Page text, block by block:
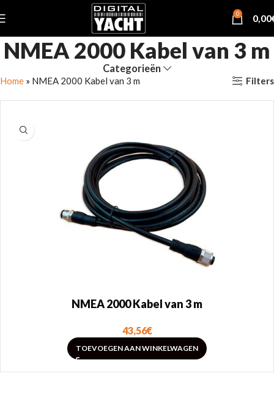
0 0,00
NMEA 2000 Kabel van 3 m
Categorieën
Home » NMEA 2000 Kabel van 3 m Filters
NMEA 2000 Kabel van 3 m
43,56€
TOEVOEGEN AAN WINKELWAGEN